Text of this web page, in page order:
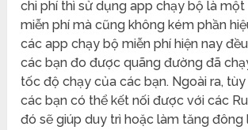
chi phí thì sử dụng app chạy bộ là
miễn phí mà cũng không kém phần
các app chạy bộ miễn phí hiện nay
các bạn đo được quãng đường đã
tốc độ chạy của các bạn. Ngoài ra,
các bạn có thể kết nối được với các
đó sẽ giúp duy trì hoặc làm tăng đông